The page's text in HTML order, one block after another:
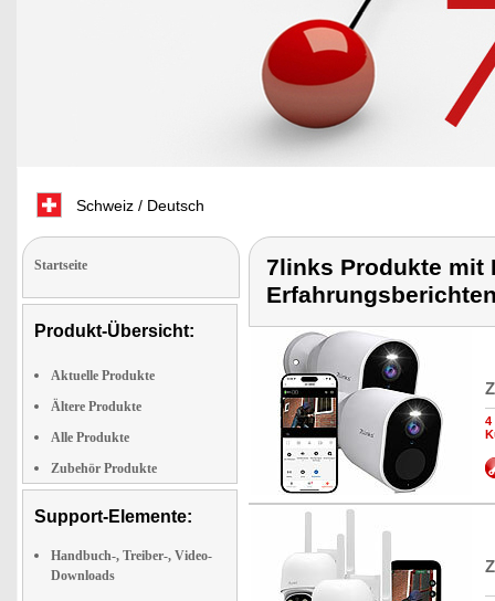
Schweiz / Deutsch
Startseite
Produkt-Übersicht:
Aktuelle Produkte
Ältere Produkte
Alle Produkte
Zubehör Produkte
Support-Elemente:
Handbuch-, Treiber-, Video-
Downloads
7links Produkte mit
4